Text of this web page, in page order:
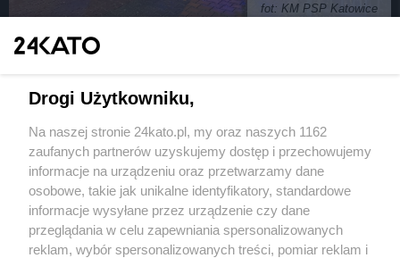
fot: KM PSP Katowice
Doszło do zwarcia instalacji elektrycznej
1 / 2
Wydawca mediów lokalnych
Drogi Użytkowniku,
Na naszej stronie 24kato.pl, my oraz naszych 1162
zaufanych partnerów uzyskujemy dostęp i przechowujemy
informacje na urządzeniu oraz przetwarzamy dane
osobowe, takie jak unikalne identyfikatory, standardowe
informacje wysyłane przez urządzenie czy dane
przeglądania w celu zapewniania spersonalizowanych
reklam, wybór spersonalizowanych treści, pomiar reklam i